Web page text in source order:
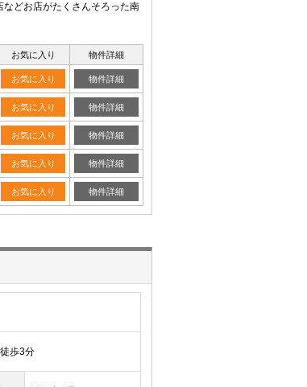
どお店がたくさんそろった南
お気に入り 物件詳細
お気に入り 物件詳細
お気に入り 物件詳細
お気に入り 物件詳細
お気に入り 物件詳細
お気に入り 物件詳細
歩3分